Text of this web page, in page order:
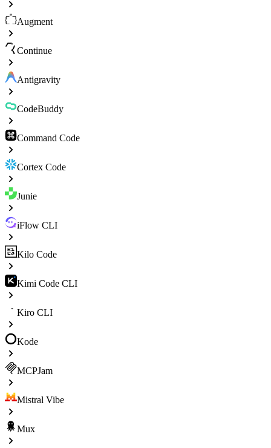
Augment
Continue
Antigravity
CodeBuddy
Command Code
Cortex Code
Junie
iFlow CLI
Kilo Code
Kimi Code CLI
Kiro CLI
Kode
MCPJam
Mistral Vibe
Mux